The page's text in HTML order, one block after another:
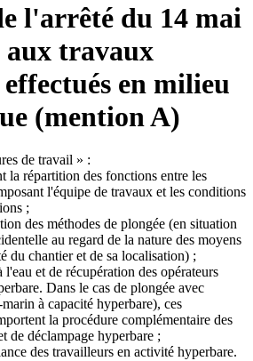
l'arrêté du 14 mai
aux travaux
en milieu
(mention A)
de travail » :
la répartition des fonctions entre les
l'équipe de travaux et les conditions
;
des méthodes de plongée (en situation
au regard de la nature des moyens
du chantier et de sa localisation) ;
l'eau et de récupération des opérateurs
Dans le cas de plongée avec
à capacité hyperbare), ces
la procédure complémentaire des
de déclampage hyperbare ;
des travailleurs en activité hyperbare.